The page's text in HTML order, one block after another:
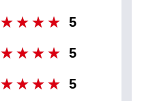
5
5
5